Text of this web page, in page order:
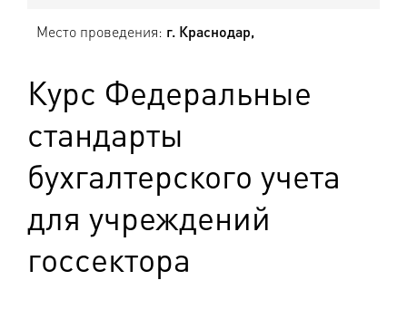
Место проведения: г. Краснодар,
Курс Федеральные
стандарты
бухгалтерского учета
для учреждений
госсектора